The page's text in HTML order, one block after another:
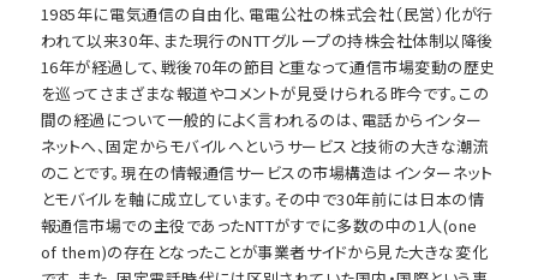
1985年に電気通信の自由化、電電公社の株式会社（民営）化が行
われて以来30年、また現行のNTTグループの持株会社体制以降後
16年が経過して、戦後70年の節目と重なって通信市場変動の歴史
を巡ってさまざまな報道やコメントが見受けられる昨今です。この
間の経過について一般的によく言われるのは、電話からインター
ネットへ、固定からモバイルへというサービスと技術の大きな潮流
のことです。現在の情報通信サービスの市場構造はインターネット
とモバイルを軸に成立しています。その中で30年前には日本の情
報通信市場での主役であったNTTがすでに多数の中の1人(one
of them)の存在となったことが事業者サイドから見た大きな変化